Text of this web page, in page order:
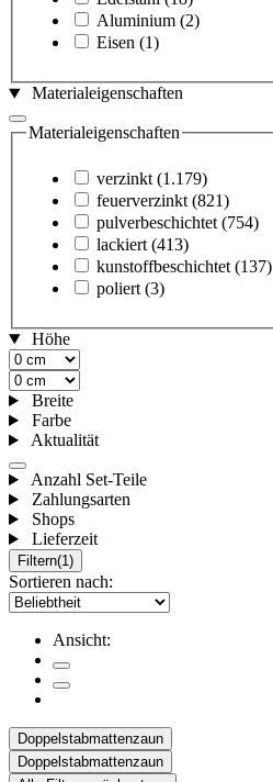
Aluminium (2)
Eisen (1)
Materialeigenschaften
Materialeigenschaften
verzinkt (1.179)
feuerverzinkt (821)
pulverbeschichtet (754)
lackiert (413)
kunstoffbeschichtet (137)
poliert (3)
Höhe
Breite
Farbe
Aktualität
Anzahl Set-Teile
Zahlungsarten
Shops
Lieferzeit
Filtern(1)
Sortieren nach:
Ansicht:
Doppelstabmattenzaun
Doppelstabmattenzaun